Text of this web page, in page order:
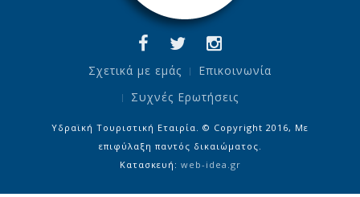
Σχετικά με εμάς
Επικοινωνία
Συχνές Ερωτήσεις
Υδραϊκή Τουριστική Εταιρία. © Copyright 2016, Με
επιφύλαξη παντός δικαιώματος.
Κατασκευή: web-idea.gr